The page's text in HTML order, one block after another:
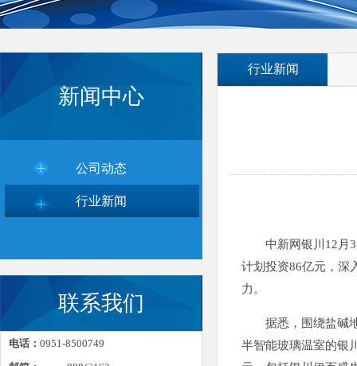
新闻中心
公司动态
行业新闻
联系我们
电话： 0951-8500749
行业新闻
中新网银川12月3
计划投资86亿元，深
力。
据悉，围绕盐碱地
半智能玻璃温室的银